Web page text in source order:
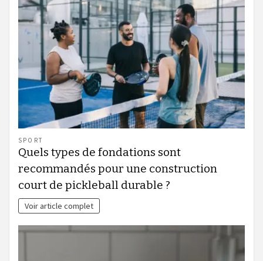
SPORT
Quels types de fondations sont
recommandés pour une construction
court de pickleball durable ?
Voir article complet